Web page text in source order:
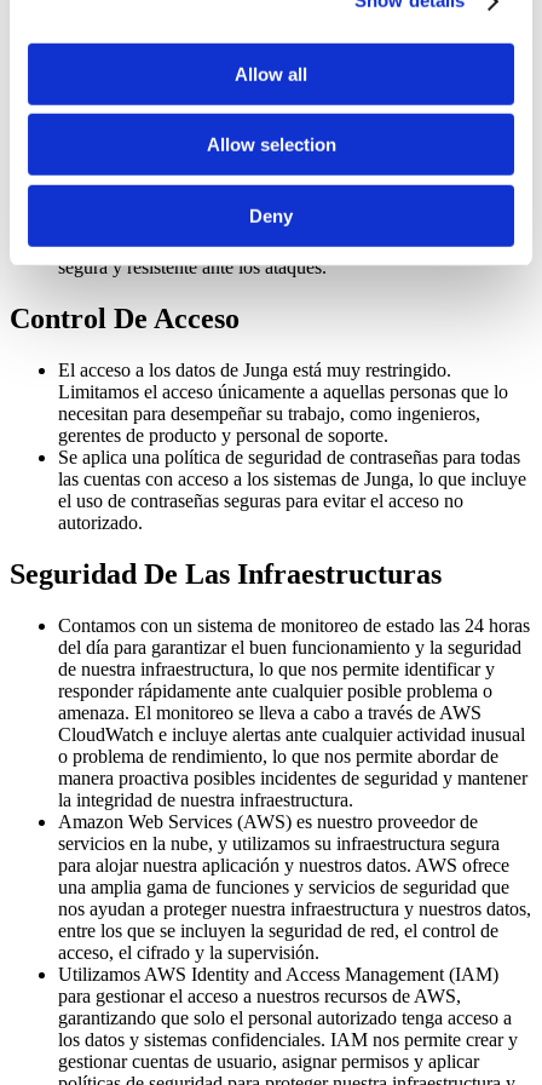
Allow all
Allow selection
Deny
Utilizamos un firewall de aplicaciones web (WAF) para
como la inyección SQL, el cross-site scripting (XSS) y los
ataques distribuidos de denegación de servicio (DDoS). El
entrante, bloqueando cualquier solicitud maliciosa que pueda
suponer una amenaza para la seguridad de nuestra aplicación.
Analizamos periódicamente nuestra aplicación en busca de
vulnerabilidades y para identificar cualquier oportunidad de
Utilizamos una combinación de herramientas automatizadas y
pruebas manuales para garantizar que nuestra aplicación sea
segura y resistente ante los ataques.
Control De Acceso
El acceso a los datos de Junga está muy restringido.
Limitamos el acceso únicamente a aquellas personas que lo
necesitan para desempeñar su trabajo, como ingenieros,
gerentes de producto y personal de soporte.
Se aplica una política de seguridad de contraseñas para todas
las cuentas con acceso a los sistemas de Junga, lo que incluye
el uso de contraseñas seguras para evitar el acceso no
autorizado.
Seguridad De Las Infraestructuras
Contamos con un sistema de monitoreo de estado las 24 horas
del día para garantizar el buen funcionamiento y la seguridad
de nuestra infraestructura, lo que nos permite identificar y
responder rápidamente ante cualquier posible problema o
amenaza. El monitoreo se lleva a cabo a través de AWS
CloudWatch e incluye alertas ante cualquier actividad inusual
o problema de rendimiento, lo que nos permite abordar de
manera proactiva posibles incidentes de seguridad y mantener
la integridad de nuestra infraestructura.
Amazon Web Services (AWS) es nuestro proveedor de
servicios en la nube, y utilizamos su infraestructura segura
para alojar nuestra aplicación y nuestros datos. AWS ofrece
una amplia gama de funciones y servicios de seguridad que
nos ayudan a proteger nuestra infraestructura y nuestros datos,
entre los que se incluyen la seguridad de red, el control de
acceso, el cifrado y la supervisión.
Utilizamos AWS Identity and Access Management (IAM)
para gestionar el acceso a nuestros recursos de AWS,
garantizando que solo el personal autorizado tenga acceso a
los datos y sistemas confidenciales. IAM nos permite crear y
gestionar cuentas de usuario, asignar permisos y aplicar